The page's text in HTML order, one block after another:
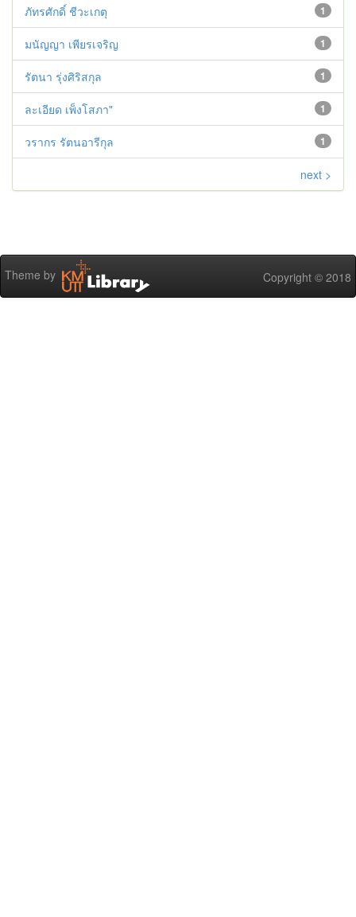
1
ภัทรศักดิ์ ชีวะเกตุ
1
มนัญญา เพียรเจริญ
1
รัตนา รุ่งศิริสกุล
1
ละเอียด เพ็งโสภา"
1
วรากร รัตนอารีกุล
next >
Theme by Copyright © 2018